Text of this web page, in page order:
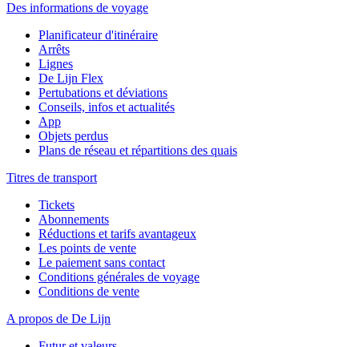
Des informations de voyage
Planificateur d'itinéraire
Arrêts
Lignes
De Lijn Flex
Pertubations et déviations
Conseils, infos et actualités
App
Objets perdus
Plans de réseau et répartitions des quais
Titres de transport
Tickets
Abonnements
Réductions et tarifs avantageux
Les points de vente
Le paiement sans contact
Conditions générales de voyage
Conditions de vente
A propos de De Lijn